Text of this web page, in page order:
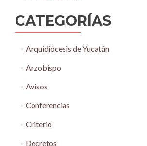
CATEGORÍAS
Arquidiócesis de Yucatán
Arzobispo
Avisos
Conferencias
Criterio
Decretos